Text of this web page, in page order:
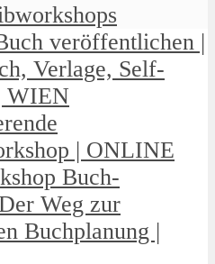
veröffentlichen |
Verlage, Self-
WIEN
| ONLINE
Buch-
Weg zur
Buchplanung |